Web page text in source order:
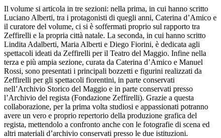
Il volume si articola in tre sezioni: nella prima, in cui hanno scritto
Luciano Alberti, tra i protagonisti di quegli anni, Caterina d’Amico e
il curatore del volume, ci si è soffermati proprio sul rapporto tra
Zeffirelli e la propria città natale. La seconda, in cui hanno scritto
Lindita Adalberti, Maria Alberti e Diego Fiorini, è dedicata agli
spettacoli ideati da Zeffirelli per il Teatro del Maggio. Infine nella
terza e più ampia sezione, curata da Caterina d’Amico e Manuel
Rossi, sono presentati i principali bozzetti e figurini realizzati da
Zeffirelli per gli spettacoli fiorentini, in parte conservati
nell’Archivio Storico del Maggio e in parte conservati presso
l’Archivio del regista (Fondazione Zeffirelli). Grazie a questa
collaborazione, per la prima volta studiosi e appassionati potranno
avere un vero e proprio repertorio della produzione grafica del
regista, mettendolo a confronto anche con le fotografie di scena ed
altri materiali d’archivio conservati presso le due istituzioni.